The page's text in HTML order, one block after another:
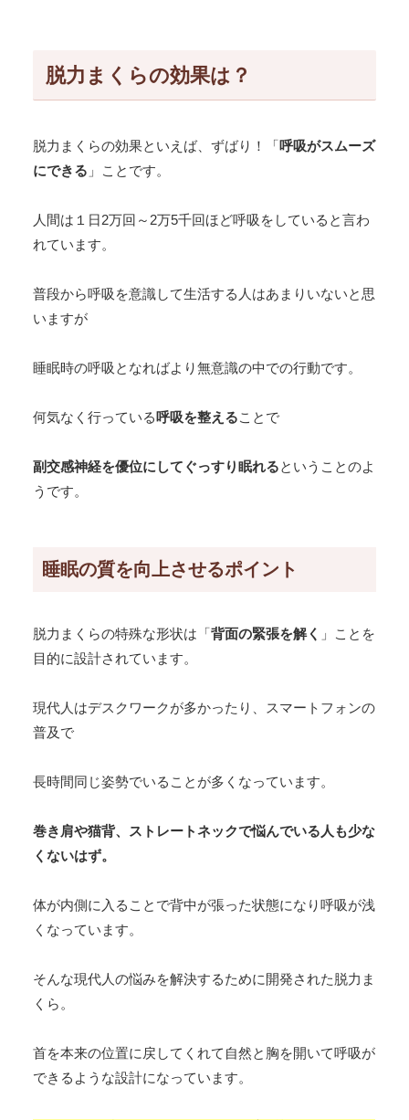
脱力まくらの効果は？
脱力まくらの効果といえば、ずばり！「呼吸がスムーズ
にできる 」ことです。
人間は１日2万回～2万5千回ほど呼吸をしていると言わ
れています。
普段から呼吸を意識して生活する人はあまりいないと思
いますが
睡眠時の呼吸となればより無意識の中での行動です。
何気なく行っている呼吸を整えることで
副交感神経を優位にしてぐっすり眠れるということのよ
うです。
睡眠の質を向上させるポイント
脱力まくらの特殊な形状は「背面の緊張を解く 」ことを
目的に設計されています。
現代人はデスクワークが多かったり、スマートフォンの
普及で
長時間同じ姿勢でいることが多くなっています。
巻き肩や猫背、ストレートネックで悩んでいる人も少な
くないはず。
体が内側に入ることで背中が張った状態になり呼吸が浅
くなっています。
そんな現代人の悩みを解決するために開発された脱力ま
くら。
首を本来の位置に戻してくれて自然と胸を開いて呼吸が
できるような設計になっています。